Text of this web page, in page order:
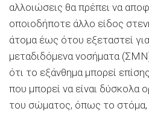
αλλοιώσεις θα πρέπει να
οποιοδήποτε άλλο είδος
άτομα έως ότου εξεταστεί
μεταδιδόμενα νοσήματα
ότι το εξάνθημα μπορεί
που μπορεί να είναι δύσκολα
του σώματος, όπως το στόμα,